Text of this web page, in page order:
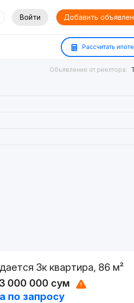
Войти Добавить
Рассчитать
Объявление от риелтора:
3к квартира, 86 м²
000 000 сум
по запросу